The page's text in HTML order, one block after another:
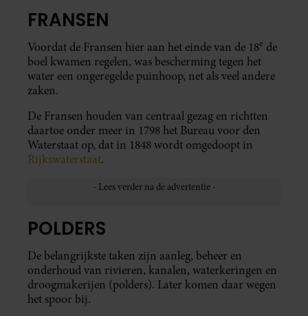
FRANSEN
Voordat de Fransen hier aan het einde van de 18e de
boel kwamen regelen, was bescherming tegen het
water een ongeregelde puinhoop, net als veel andere
zaken.
De Fransen houden van centraal gezag en richtten
daartoe onder meer in 1798 het Bureau voor den
Waterstaat op, dat in 1848 wordt omgedoopt in
Rijkswaterstaat.
POLDERS
De belangrijkste taken zijn aanleg, beheer en
onderhoud van rivieren, kanalen, waterkeringen en
droogmakerijen (polders). Later komen daar wegen
het spoor bij.